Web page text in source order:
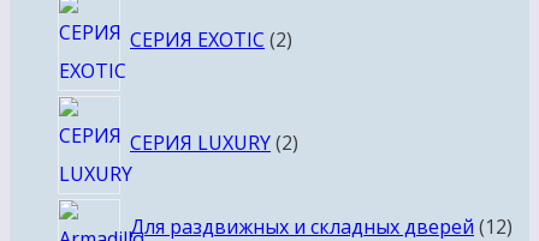
СЕРИЯ EXOTIC 2товара
СЕРИЯ LUXURY 2товара
Для раздвижных и складных дверей 1212